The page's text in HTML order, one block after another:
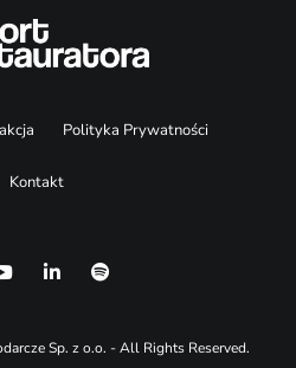
Polityka Prywatności
Kontakt
Sp. z o.o. - All Rights Reserved.